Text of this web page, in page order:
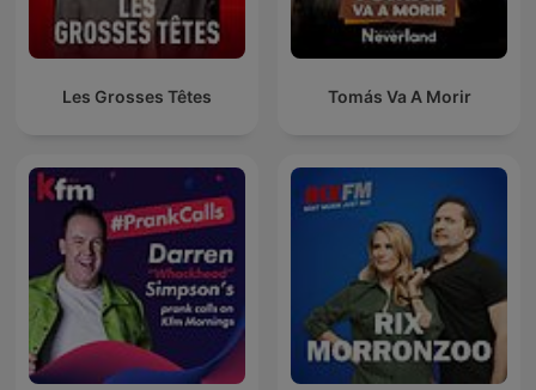
Les Grosses Têtes Tomás Va A Morir